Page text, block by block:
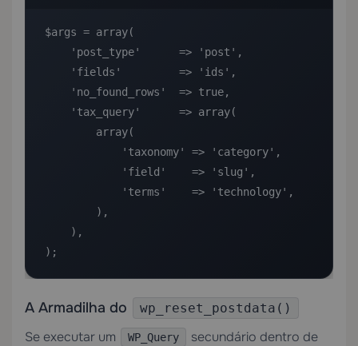
$args = array(
);
A Armadilha do wp_reset_postdata()
Se executar um WP_Query secundário dentro de